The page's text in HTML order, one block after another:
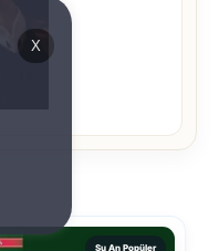
Şu An Popüler
X